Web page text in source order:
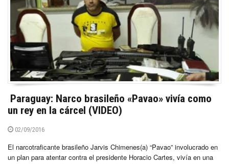
Paraguay: Narco brasileño «Pavao» vivía como
un rey en la cárcel (VIDEO)
02/09/2016
El narcotraficante brasileño Jarvis Chimenes(a) “Pavao” involucrado en
un plan para atentar contra el presidente Horacio Cartes, vivía en una